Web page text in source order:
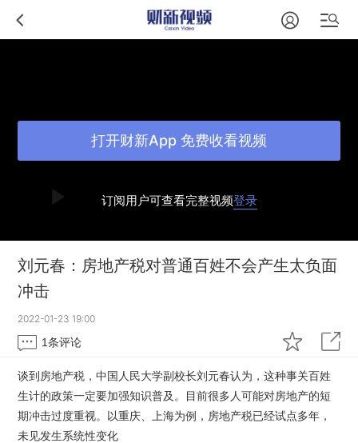
订阅用户可查看完整视频登录
打开财新App 免费收看视频
刘元春：房地产税对普通百姓不会产生太负面
冲击
2022-01-23 19:00
1条评论
谈到房地产税，中国人民大学副校长刘元春认为，这种事关百姓
生计的政策一定要加强知识普及。目前很多人可能对房地产的短
期冲击过度重视。以重庆、上海为例，房地产税已经试点多年，
未见发生系统性变化